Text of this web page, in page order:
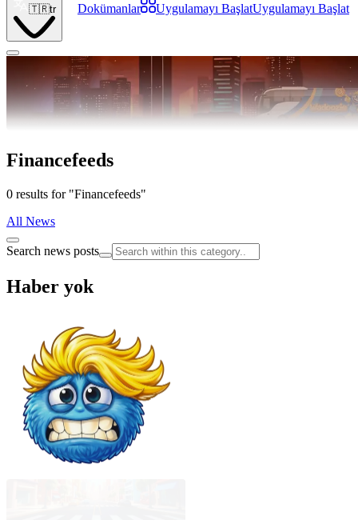
🇹🇷tr Dokümanlar Uygulamayı BaşlatUygulamayı Başlat
Financefeeds
0 results for "Financefeeds"
All News
Search news posts
Haber yok